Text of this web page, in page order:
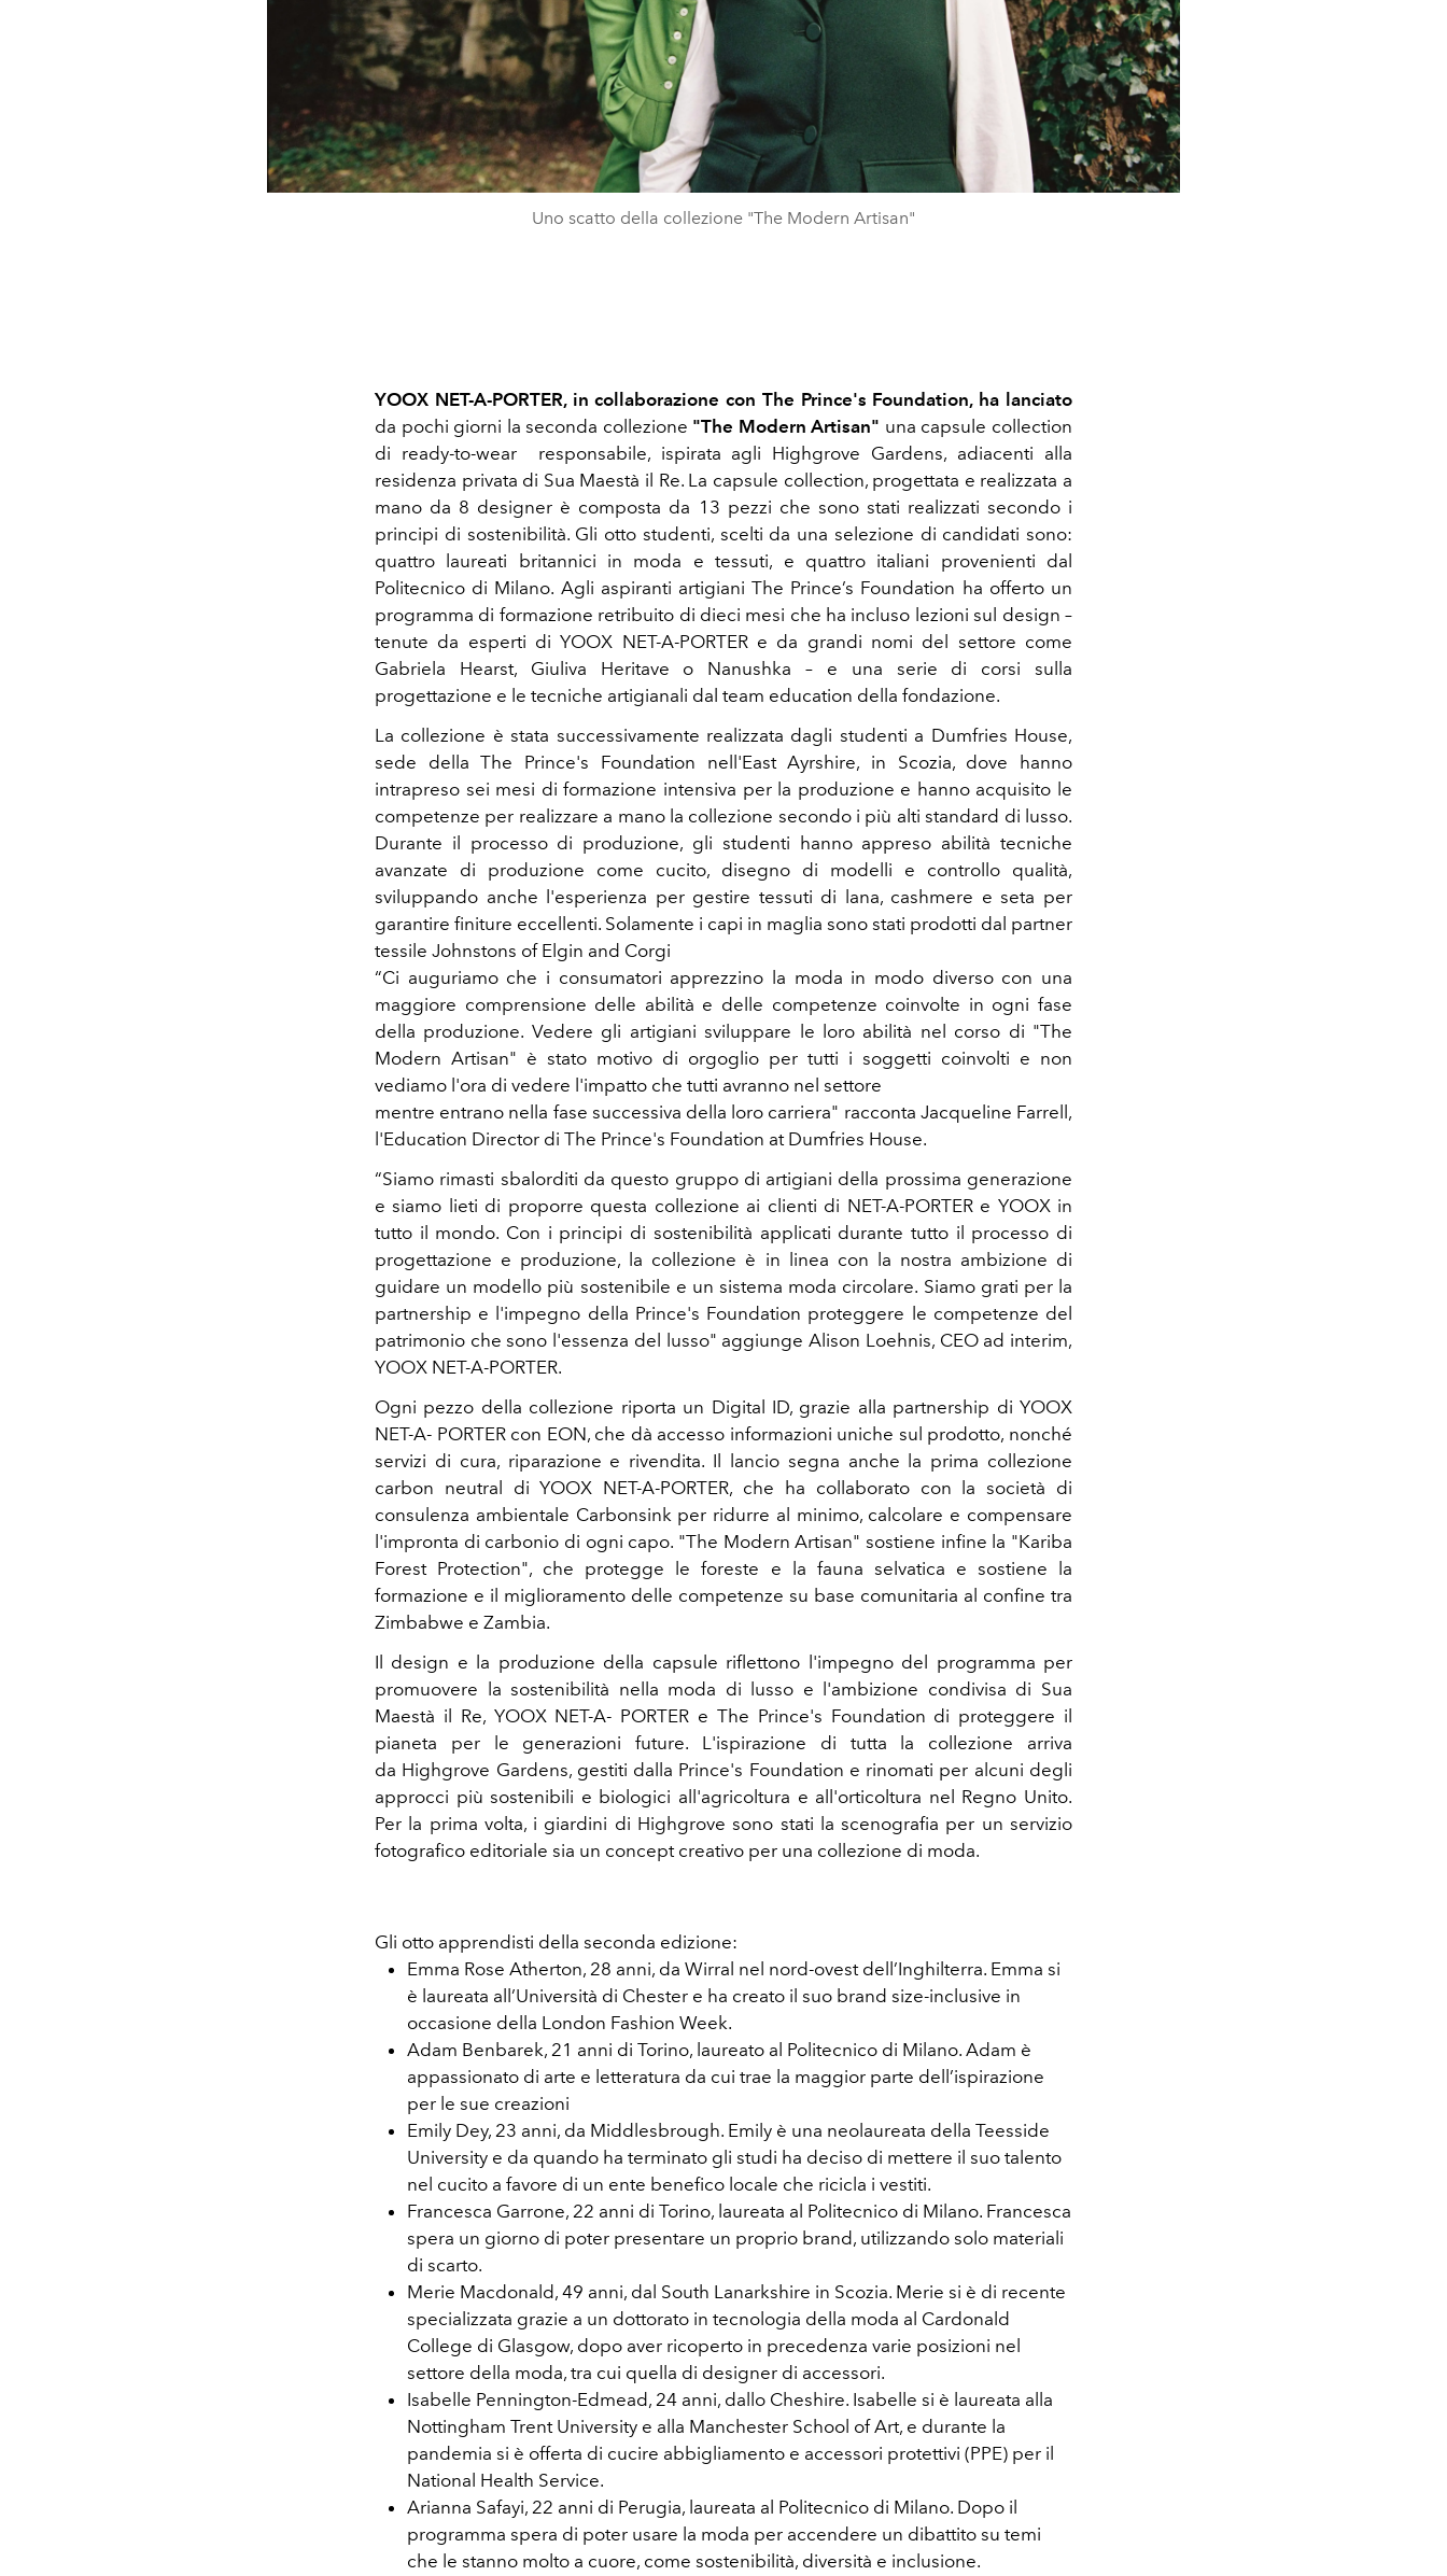
Uno scatto della collezione "The Modern Artisan"
YOOX NET-A-PORTER, in collaborazione con The Prince's Foundation, ha lanciato
da pochi giorni la seconda collezione "The Modern Artisan" una capsule collection
di ready-to-wear responsabile, ispirata agli Highgrove Gardens, adiacenti alla
residenza privata di Sua Maestà il Re. La capsule collection, progettata e realizzata a
mano da 8 designer è composta da 13 pezzi che sono stati realizzati secondo i
principi di sostenibilità. Gli otto studenti, scelti da una selezione di candidati sono:
quattro laureati britannici in moda e tessuti, e quattro italiani provenienti dal
Politecnico di Milano. Agli aspiranti artigiani The Prince’s Foundation ha offerto un
programma di formazione retribuito di dieci mesi che ha incluso lezioni sul design –
tenute da esperti di YOOX NET-A-PORTER e da grandi nomi del settore come
Gabriela Hearst, Giuliva Heritave o Nanushka – e una serie di corsi sulla
progettazione e le tecniche artigianali dal team education della fondazione.
La collezione è stata successivamente realizzata dagli studenti a Dumfries House,
sede della The Prince's Foundation nell'East Ayrshire, in Scozia, dove hanno
intrapreso sei mesi di formazione intensiva per la produzione e hanno acquisito le
competenze per realizzare a mano la collezione secondo i più alti standard di lusso.
Durante il processo di produzione, gli studenti hanno appreso abilità tecniche
avanzate di produzione come cucito, disegno di modelli e controllo qualità,
sviluppando anche l'esperienza per gestire tessuti di lana, cashmere e seta per
garantire finiture eccellenti. Solamente i capi in maglia sono stati prodotti dal partner
tessile Johnstons of Elgin and Corgi
“Ci auguriamo che i consumatori apprezzino la moda in modo diverso con una
maggiore comprensione delle abilità e delle competenze coinvolte in ogni fase
della produzione. Vedere gli artigiani sviluppare le loro abilità nel corso di "The
Modern Artisan" è stato motivo di orgoglio per tutti i soggetti coinvolti e non
vediamo l'ora di vedere l'impatto che tutti avranno nel settore
mentre entrano nella fase successiva della loro carriera" racconta Jacqueline Farrell,
l'Education Director di The Prince's Foundation at Dumfries House.
“Siamo rimasti sbalorditi da questo gruppo di artigiani della prossima generazione
e siamo lieti di proporre questa collezione ai clienti di NET-A-PORTER e YOOX in
tutto il mondo. Con i principi di sostenibilità applicati durante tutto il processo di
progettazione e produzione, la collezione è in linea con la nostra ambizione di
guidare un modello più sostenibile e un sistema moda circolare. Siamo grati per la
partnership e l'impegno della Prince's Foundation proteggere le competenze del
patrimonio che sono l'essenza del lusso" aggiunge Alison Loehnis, CEO ad interim,
YOOX NET-A-PORTER.
Ogni pezzo della collezione riporta un Digital ID, grazie alla partnership di YOOX
NET-A- PORTER con EON, che dà accesso informazioni uniche sul prodotto, nonché
servizi di cura, riparazione e rivendita. Il lancio segna anche la prima collezione
carbon neutral di YOOX NET-A-PORTER, che ha collaborato con la società di
consulenza ambientale Carbonsink per ridurre al minimo, calcolare e compensare
l'impronta di carbonio di ogni capo. "The Modern Artisan" sostiene infine la "Kariba
Forest Protection", che protegge le foreste e la fauna selvatica e sostiene la
formazione e il miglioramento delle competenze su base comunitaria al confine tra
Zimbabwe e Zambia.
Il design e la produzione della capsule riflettono l'impegno del programma per
promuovere la sostenibilità nella moda di lusso e l'ambizione condivisa di Sua
Maestà il Re, YOOX NET-A- PORTER e The Prince's Foundation di proteggere il
pianeta per le generazioni future. L'ispirazione di tutta la collezione arriva
da Highgrove Gardens, gestiti dalla Prince's Foundation e rinomati per alcuni degli
approcci più sostenibili e biologici all'agricoltura e all'orticoltura nel Regno Unito.
Per la prima volta, i giardini di Highgrove sono stati la scenografia per un servizio
fotografico editoriale sia un concept creativo per una collezione di moda.
Gli otto apprendisti della seconda edizione:
Emma Rose Atherton, 28 anni, da Wirral nel nord-ovest dell’Inghilterra. Emma si
è laureata all’Università di Chester e ha creato il suo brand size-inclusive in
occasione della London Fashion Week.
Adam Benbarek, 21 anni di Torino, laureato al Politecnico di Milano. Adam è
appassionato di arte e letteratura da cui trae la maggior parte dell’ispirazione
per le sue creazioni
Emily Dey, 23 anni, da Middlesbrough. Emily è una neolaureata della Teesside
University e da quando ha terminato gli studi ha deciso di mettere il suo talento
nel cucito a favore di un ente benefico locale che ricicla i vestiti.
Francesca Garrone, 22 anni di Torino, laureata al Politecnico di Milano. Francesca
spera un giorno di poter presentare un proprio brand, utilizzando solo materiali
di scarto.
Merie Macdonald, 49 anni, dal South Lanarkshire in Scozia. Merie si è di recente
specializzata grazie a un dottorato in tecnologia della moda al Cardonald
College di Glasgow, dopo aver ricoperto in precedenza varie posizioni nel
settore della moda, tra cui quella di designer di accessori.
Isabelle Pennington-Edmead, 24 anni, dallo Cheshire. Isabelle si è laureata alla
Nottingham Trent University e alla Manchester School of Art, e durante la
pandemia si è offerta di cucire abbigliamento e accessori protettivi (PPE) per il
National Health Service.
Arianna Safayi, 22 anni di Perugia, laureata al Politecnico di Milano. Dopo il
programma spera di poter usare la moda per accendere un dibattito su temi
che le stanno molto a cuore, come sostenibilità, diversità e inclusione.